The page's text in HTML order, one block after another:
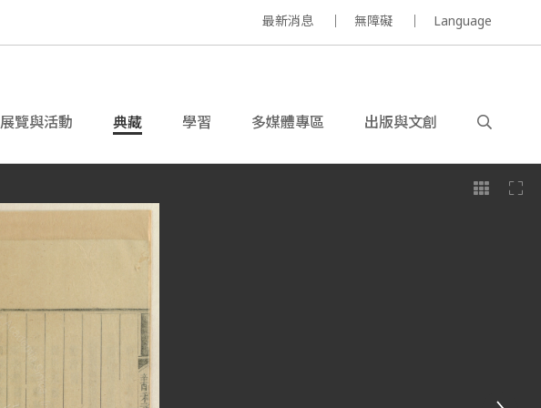
最新消息 無障礙 Language
展覽與活動 典藏 學習 多媒體專區 出版與文創